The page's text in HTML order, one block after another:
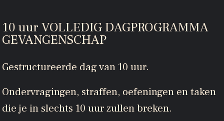
10 uur VOLLEDIG DAGPROGRAMMA
GEVANGENSCHAP
Gestructureerde dag van 10 uur.
Ondervragingen, straffen, oefeningen en taken
die je in slechts 10 uur zullen breken.